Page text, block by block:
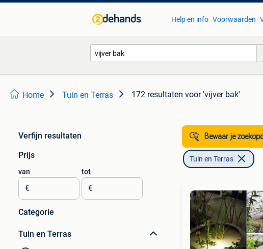
Help en info Voorwaarden
Home Tuin en Terras 172 resultaten voor 'vijver bak'
Verfijn resultaten
Prijs
van
€
tot
€
Categorie
Tuin en Terras
Bewaar je
Tuin en Terras